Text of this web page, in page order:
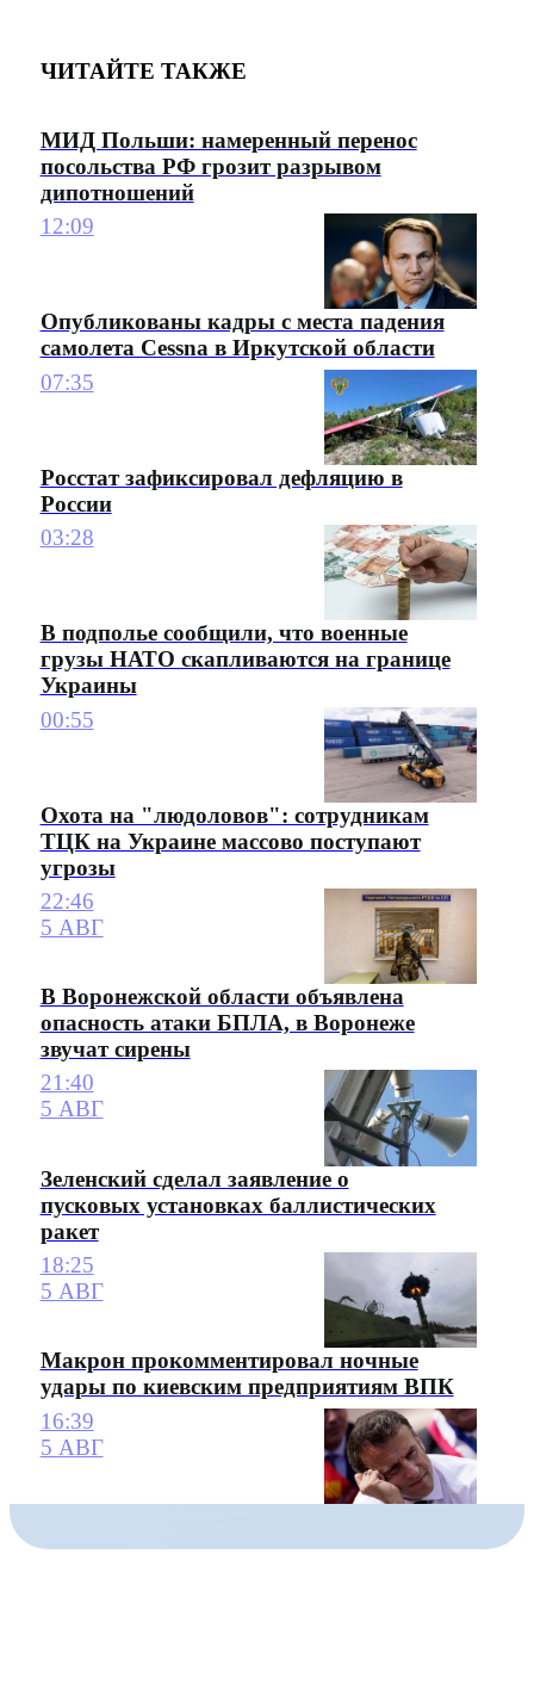
ЧИТАЙТЕ ТАКЖЕ
МИД Польши: намеренный перенос
посольства РФ грозит разрывом
дипотношений
12:09
Опубликованы кадры с места падения
самолета Cessna в Иркутской области
07:35
Росстат зафиксировал дефляцию в
России
03:28
В подполье сообщили, что военные
грузы НАТО скапливаются на границе
Украины
00:55
Охота на "людоловов": сотрудникам
ТЦК на Украине массово поступают
угрозы
22:46
5 АВГ
В Воронежской области объявлена
опасность атаки БПЛА, в Воронеже
звучат сирены
21:40
5 АВГ
Зеленский сделал заявление о
пусковых установках баллистических
ракет
18:25
5 АВГ
Макрон прокомментировал ночные
удары по киевским предприятиям ВПК
16:39
5 АВГ